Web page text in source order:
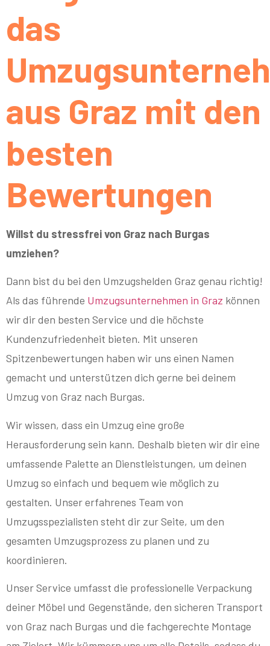
das
aus Graz mit den
besten
Bewertungen
Willst du stressfrei von Graz nach Burgas
umziehen?
Dann bist du bei den Umzugshelden Graz genau richtig!
Als das führende Umzugsunternehmen in Graz können
wir dir den besten Service und die höchste
Kundenzufriedenheit bieten. Mit unseren
Spitzenbewertungen haben wir uns einen Namen
gemacht und unterstützen dich gerne bei deinem
Umzug von Graz nach Burgas.
Wir wissen, dass ein Umzug eine große
Herausforderung sein kann. Deshalb bieten wir dir eine
umfassende Palette an Dienstleistungen, um deinen
Umzug so einfach und bequem wie möglich zu
gestalten. Unser erfahrenes Team von
Umzugsspezialisten steht dir zur Seite, um den
gesamten Umzugsprozess zu planen und zu
koordinieren.
Unser Service umfasst die professionelle Verpackung
deiner Möbel und Gegenstände, den sicheren Transport
von Graz nach Burgas und die fachgerechte Montage